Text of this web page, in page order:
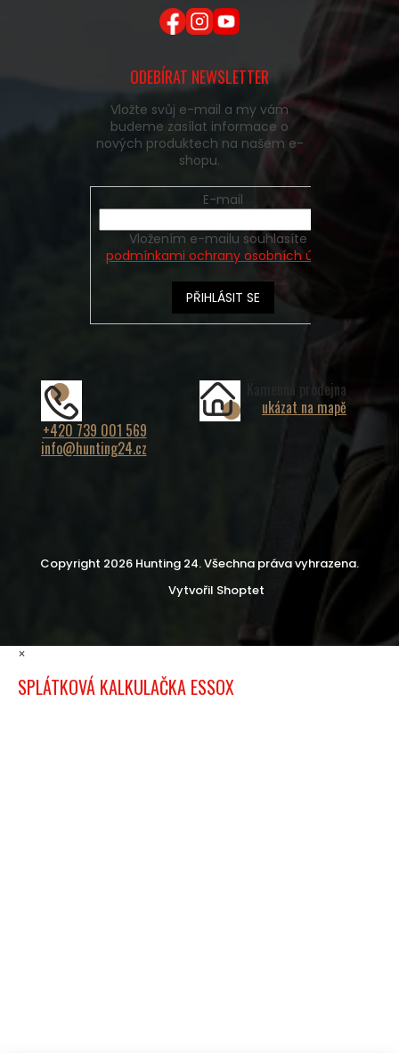
ODEBÍRAT NEWSLETTER
Vložte svůj e-mail a my vám
budeme zasílat informace o
nových produktech na našem e-
shopu.
E-mail
podmínkami ochrany osobních údajů
PŘIHLÁSIT SE
+420 739 001 569
info@hunting24.cz
Kamenná prodejna
ukázat na mapě
Vytvořil Shoptet
Copyright 2026 Hunting 24. Všechna práva vyhrazena.
×
SPLÁTKOVÁ KALKULAČKA ESSOX